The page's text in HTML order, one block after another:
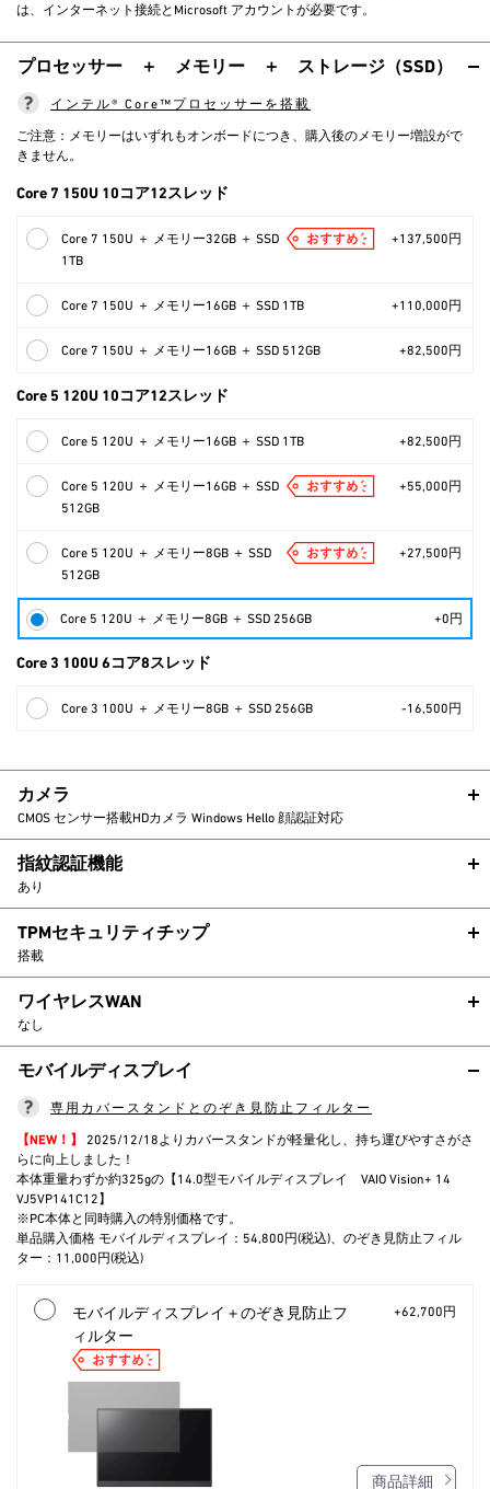
は、インターネット接続とMicrosoft アカウントが必要です。
プロセッサー ＋ メモリー ＋ ストレージ（SSD）
インテル® Core™プロセッサーを搭載
ご注意：メモリーはいずれもオンボードにつき、購入後のメモリー増設がで
きません。
Core 7 150U 10コア12スレッド
Core 7 150U ＋ メモリー32GB ＋ SSD
1TB
+137,500円
Core 7 150U ＋ メモリー16GB ＋ SSD 1TB +110,000円
Core 7 150U ＋ メモリー16GB ＋ SSD 512GB +82,500円
Core 5 120U 10コア12スレッド
Core 5 120U ＋ メモリー16GB ＋ SSD 1TB +82,500円
Core 5 120U ＋ メモリー16GB ＋ SSD
512GB
+55,000円
Core 5 120U ＋ メモリー8GB ＋ SSD
512GB
+27,500円
Core 5 120U ＋ メモリー8GB ＋ SSD 256GB +0円
Core 3 100U 6コア8スレッド
Core 3 100U ＋ メモリー8GB ＋ SSD 256GB -16,500円
カメラ
CMOS センサー搭載HDカメラ Windows Hello 顔認証対応
指紋認証機能
あり
TPMセキュリティチップ
搭載
ワイヤレスWAN
なし
モバイルディスプレイ
専用カバースタンドとのぞき見防止フィルター
【NEW！】 2025/12/18よりカバースタンドが軽量化し、持ち運びやすさがさ
らに向上しました！
本体重量わずか約325gの【14.0型モバイルディスプレイ VAIO Vision+ 14
VJ5VP141C12】
※PC本体と同時購入の特別価格です。
単品購入価格 モバイルディスプレイ：54,800円(税込)、のぞき見防止フィル
ター：11,000円(税込)
モバイルディスプレイ＋のぞき見防止フ
ィルター
+62,700円
商品詳細